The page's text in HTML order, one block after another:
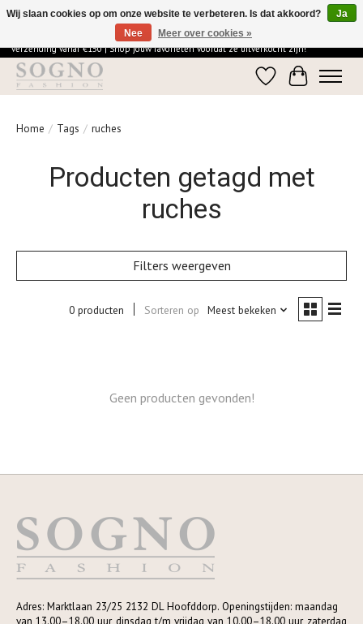
Ontdek de elegantie van SOGNO Fashion | Vandaag besteld = morgen in huis | Gratis
verzending vanaf €150 | Shop jouw favorieten voordat ze uitverkocht zijn!
Verlanglijst
Home / Tags / ruches
Producten getagd met
ruches
Filters weergeven
0 producten Sorteren op Meest bekeken
Geen producten gevonden!
Adres: Marktlaan 23/25 2132 DL Hoofddorp. Openingstijden: maandag
van 13.00–18.00 uur, dinsdag t/m vrijdag van 10.00–18.00 uur, zaterdag
Wij slaan cookies op om onze website te verbeteren. Is dat akkoord?
Ja
Nee
Meer over cookies »